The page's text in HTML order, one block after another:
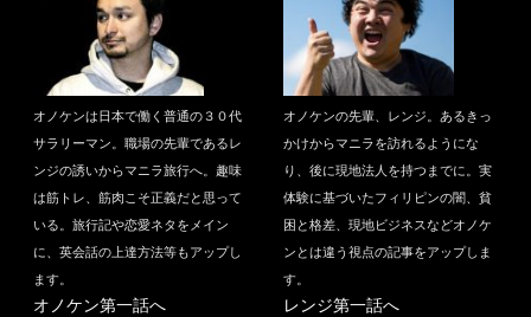
オノケンは日本で働く普通の３０代
サラリーマン。職場の先輩であるレ
ンジの誘いからマニラ旅行へ。趣味
は筋トレ、筋肉こそ正義だと思って
いる。旅行記や恋愛ネタをメイン
に、英会話の上達方法等もアップし
ます。
オノケン第一話へ
オノケンの先輩、レンジ。あるきっ
かけからマニラを訪れるようにな
り、後に現地法人を持つまでに。実
体験に基づいたフィリピンの闇、貧
困と格差、現地ビジネスなどオノケ
ンとは違う視点の記事をアップしま
す。
レンジ第一話へ